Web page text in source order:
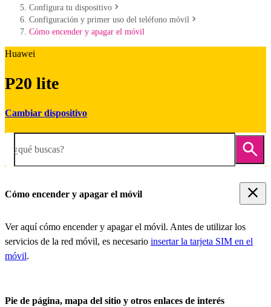
Configura tu dispositivo
Configuración y primer uso del teléfono móvil
Cómo encender y apagar el móvil
Huawei
P20 lite
Cambiar dispositivo
¿qué buscas?
Cómo encender y apagar el móvil
Ver aquí cómo encender y apagar el móvil. Antes de utilizar los
servicios de la red móvil, es necesario insertar la tarjeta SIM en el
móvil.
Pie de página, mapa del sitio y otros enlaces de interés